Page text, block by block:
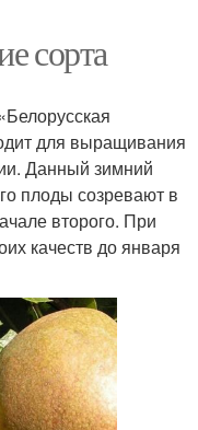
сорта
для выращивания
Данный зимний
плоды созревают в
второго. При
качеств до января